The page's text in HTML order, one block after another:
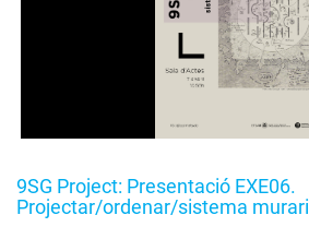
9SG Project: Presentació EXE06.
Projectar/ordenar/sistema